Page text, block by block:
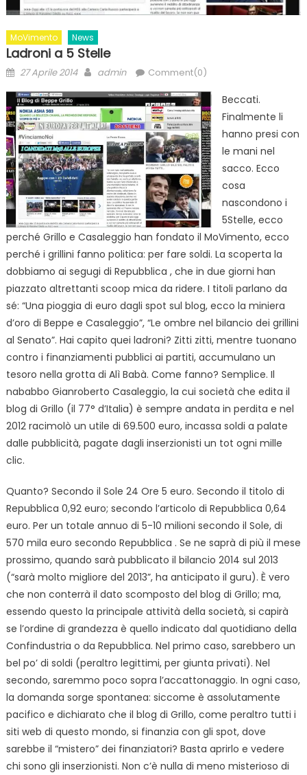
MoVimento News
Ladroni a 5 Stelle
Posted
27 Aprile 2014 Author
admin Comment(0)
Beccati.
Finalmente li
hanno presi con
le mani nel
sacco. Ecco
cosa
nascondono i
5Stelle, ecco
perché Grillo e Casaleggio han fondato il MoVimento, ecco
perché i grillini fanno politica: per fare soldi. La scoperta la
dobbiamo ai segugi di Repubblica , che in due giorni han
piazzato altrettanti scoop mica da ridere. I titoli parlano da
sé: “Una pioggia di euro dagli spot sul blog, ecco la miniera
d’oro di Beppe e Casaleggio”, “Le ombre nel bilancio dei grillini
al Senato”. Hai capito quei ladroni? Zitti zitti, mentre tuonano
contro i finanziamenti pubblici ai partiti, accumulano un
tesoro nella grotta di Alì Babà. Come fanno? Semplice. Il
nababbo Gianroberto Casaleggio, la cui società che edita il
blog di Grillo (il 77° d’Italia) è sempre andata in perdita e nel
2012 racimolò un utile di 69.500 euro, incassa soldi a palate
dalle pubblicità, pagate dagli inserzionisti un tot ogni mille
clic.
Quanto? Secondo il Sole 24 Ore 5 euro. Secondo il titolo di
Repubblica 0,92 euro; secondo l’articolo di Repubblica 0,64
euro. Per un totale annuo di 5-10 milioni secondo il Sole, di
570 mila euro secondo Repubblica . Se ne saprà di più il mese
prossimo, quando sarà pubblicato il bilancio 2014 sul 2013
(“sarà molto migliore del 2013”, ha anticipato il guru). È vero
che non conterrà il dato scomposto del blog di Grillo; ma,
essendo questo la principale attività della società, si capirà
se l’ordine di grandezza è quello indicato dal quotidiano della
Confindustria o da Repubblica. Nel primo caso, sarebbero un
bel po’ di soldi (peraltro legittimi, per giunta privati). Nel
secondo, saremmo poco sopra l’accattonaggio. In ogni caso,
la domanda sorge spontanea: siccome è assolutamente
pacifico e dichiarato che il blog di Grillo, come peraltro tutti i
siti web di questo mondo, si finanzia con gli spot, dove
sarebbe il “mistero” dei finanziatori? Basta aprirlo e vedere
chi sono gli inserzionisti. Non c’è nulla di meno misterioso di